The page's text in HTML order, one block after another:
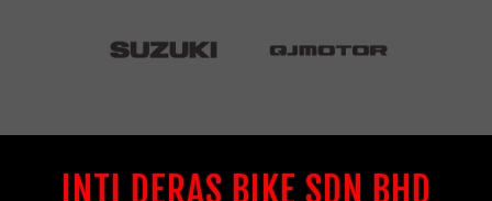
INTI DERAS BIKE SDN BHD